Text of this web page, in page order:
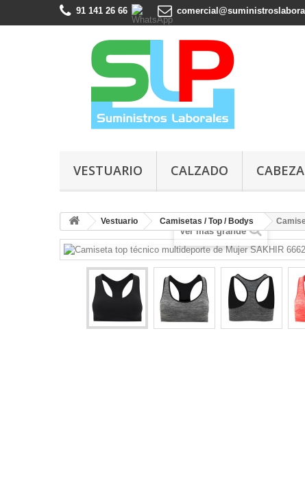
91 141 26 66
VESTUARIO CALZADO CABEZA
Vestuario Camisetas / Top / Bodys
Ver más grande